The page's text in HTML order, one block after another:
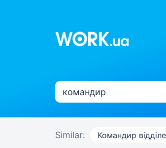
Similar: Командир